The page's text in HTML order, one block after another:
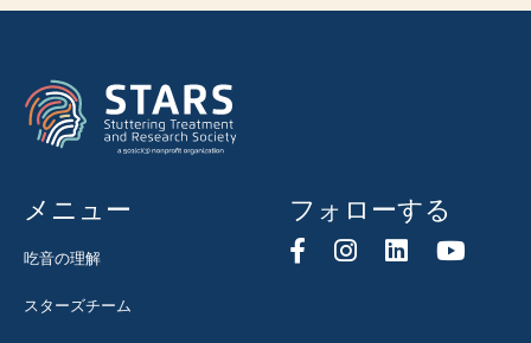
メニュー
吃音の理解
スターズチーム
フォローする